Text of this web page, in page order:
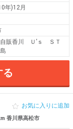
年)12月
自販香川 Ｕ’ｓ ＳＴ
る
香川県高松市
お気に入りに追加